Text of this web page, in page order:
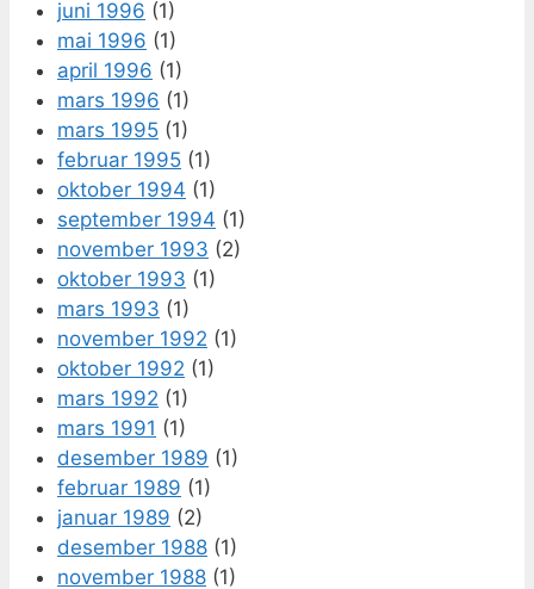
juni 1996 (1)
mai 1996 (1)
april 1996 (1)
mars 1996 (1)
mars 1995 (1)
februar 1995 (1)
oktober 1994 (1)
september 1994 (1)
november 1993 (2)
oktober 1993 (1)
mars 1993 (1)
november 1992 (1)
oktober 1992 (1)
mars 1992 (1)
mars 1991 (1)
desember 1989 (1)
februar 1989 (1)
januar 1989 (2)
desember 1988 (1)
november 1988 (1)